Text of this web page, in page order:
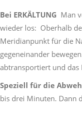
Bei ERKÄLTUNG Man
wieder los: Oberhalb
Meridianpunkt für die
gegeneinander
abtransportiert und das
Speziell für die
bis drei Minuten. Dann